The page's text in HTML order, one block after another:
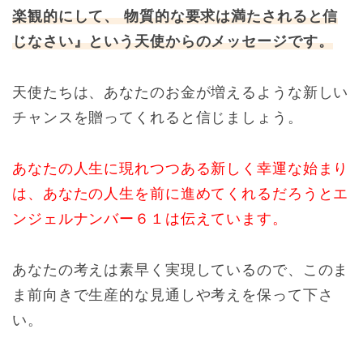
楽観的にして、 物質的な要求は満たされると信
じなさい』という天使からのメッセージです。
天使たちは、あなたのお金が増えるような新しい
チャンスを贈ってくれると信じましょう。
あなたの人生に現れつつある新しく幸運な始まり
は、あなたの人生を前に進めてくれるだろうとエ
ンジェルナンバー６１は伝えています。
あなたの考えは素早く実現しているので、このま
ま前向きで生産的な見通しや考えを保って下さ
い。